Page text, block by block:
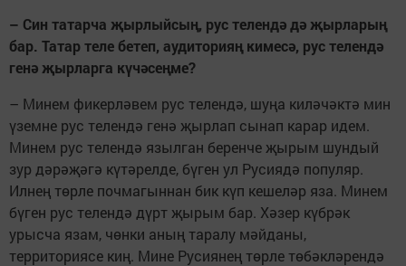
– Син татарча җырлыйсың, рус телендә дә җырларың
бар. Татар теле бетеп, аудиторияң кимесә, рус телендә
генә җырларга күчәсеңме?
– Минем фикерләвем рус телендә, шуңа киләчәктә мин
үземне рус телендә генә җырлап сынап карар идем.
Минем рус телендә язылган беренче җырым шундый
зур дәрәҗәгә күтәрелде, бүген ул Русиядә популяр.
Илнең төрле почмагыннан бик күп кешеләр яза. Минем
бүген рус телендә дүрт җырым бар. Хәзер күбрәк
урысча язам, чөнки аның таралу мәйданы,
территориясе киң. Мине Русиянең төрле төбәкләрендә